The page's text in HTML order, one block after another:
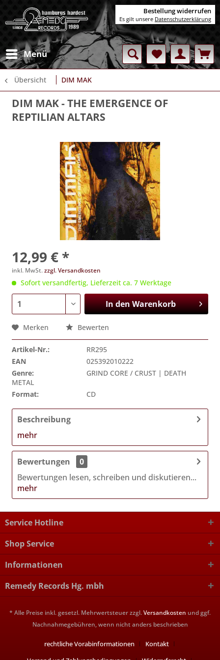
Menü
Übersicht DIM MAK
DIM MAK- THE EMERGENCE OF
REPTILIAN ALTARS
12,99 € *
inkl. MwSt.zzgl. Versandkosten
Sofort versandfertig, Lieferzeit ca. 7 Werktage
In denWarenkorb
Merken Bewerten
Artikel-Nr.:
RR295
EAN
025392010222
Genre:
GRIND CORE / CRUST | DEATH
METAL
Format:
CD
Beschreibung
mehr
Bewertungen
0
Bewertungen lesen, schreiben und diskutieren...
mehr
Service Hotline
Shop Service
Informationen
Remedy Records Hg. mbh
* Alle Preise inkl. gesetzl. Mehrwertsteuer zzgl.Versandkosten und ggf.
Nachnahmegebühren, wenn nicht anders beschrieben
rechtliche Vorabinformationen
Kontakt
Bestellung widerrufen
Es gilt unsere Datenschutzerklärung